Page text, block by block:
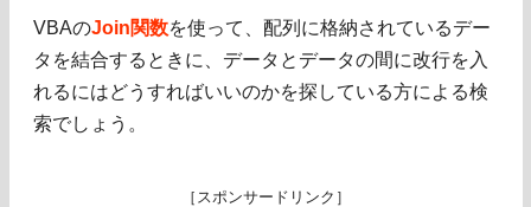
VBAのJoin関数を使って、配列に格納されているデー
タを結合するときに、データとデータの間に改行を入
れるにはどうすればいいのかを探している方による検
索でしょう。
［スポンサードリンク］